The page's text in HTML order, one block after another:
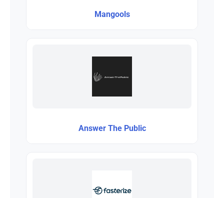
Mangools
Answer The Public